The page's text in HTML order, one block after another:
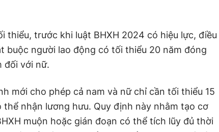
thiểu, trước khi luật BHXH 2024 có hiệu lực, điều
buộc người lao động có tối thiểu 20 năm đóng
đối với nữ.
mới cho phép cả nam và nữ chỉ cần tối thiểu 15
thể nhận lương hưu. Quy định này nhằm tạo cơ
muộn hoặc gián đoạn có thể tích lũy đủ thời